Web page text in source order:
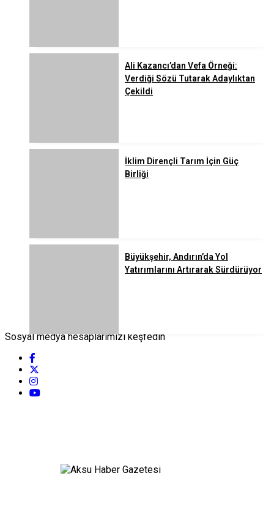
Ali Kazancı’dan Vefa Örneği:
Verdiği Sözü Tutarak Adaylıktan
Çekildi
İklim Dirençli Tarım İçin Güç
Birliği
Büyükşehir, Andırın’da Yol
Yatırımlarını Artırarak Sürdürüyor
Sosyal medya hesaplarımızı keşfedin